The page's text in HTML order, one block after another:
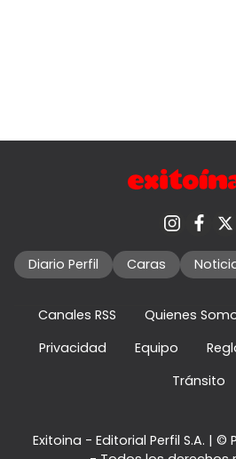
Diario Perfil Caras
Canales RSS Quienes
Privacidad
Equipo
Tránsito
Exitoina - Editorial Perfil S.A. | ©